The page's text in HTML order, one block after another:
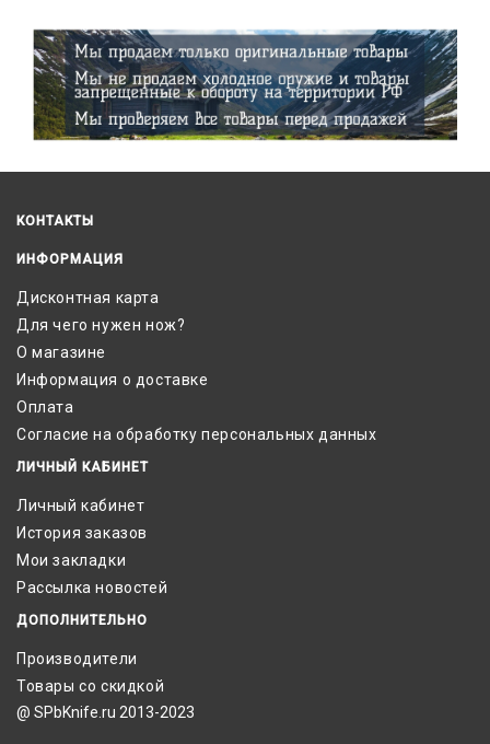
КОНТАКТЫ
ИНФОРМАЦИЯ
Дисконтная карта
Для чего нужен нож?
О магазине
Информация о доставке
Оплата
Согласие на обработку персональных данных
ЛИЧНЫЙ КАБИНЕТ
Личный кабинет
История заказов
Мои закладки
Рассылка новостей
ДОПОЛНИТЕЛЬНО
Производители
Товары со скидкой
@ SPbKnife.ru 2013-2023